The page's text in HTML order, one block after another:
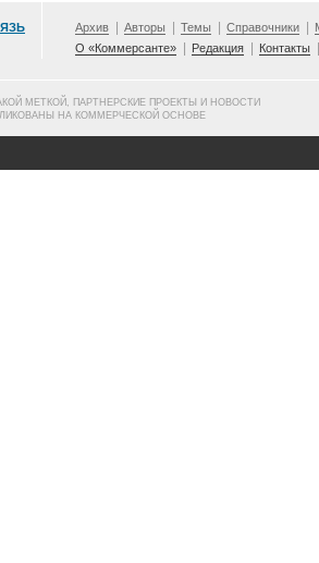
Архив Авторы Темы Справочники
О «Коммерсанте»
Редакция Контакты
МЕТКОЙ, ПАРТНЕРСКИЕ ПРОЕКТЫ И НОВОСТИ
НА КОММЕРЧЕСКОЙ ОСНОВЕ